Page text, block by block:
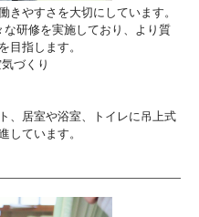
きやすさを大切にしています。
研修を実施しており、より質
目指します。
づくり
、居室や浴室、トイレに吊上式
しています。